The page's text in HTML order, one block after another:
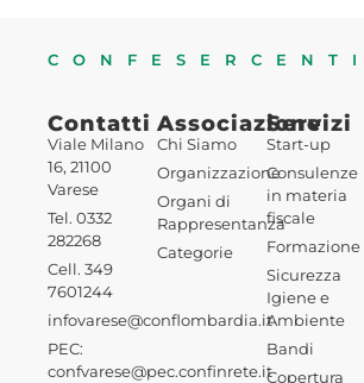
CONFESERCENTI
Contatti
Viale Milano
16, 21100
Varese
Tel. 0332
282268
Cell. 349
7601244
infovarese@conflombardia.it
PEC:
confvarese@pec.confinrete.it
Associazione
Chi Siamo
Organizzazione
Organi di
Rappresentanza
Categorie
Servizi
Start-up
Consulenze
in materia
fiscale
Formazione
Sicurezza
Igiene e
Ambiente
Bandi
Copertura